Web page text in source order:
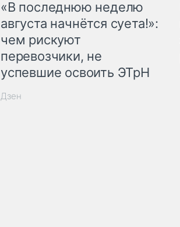
«В последнюю неделю
августа начнётся суета!»:
чем рискуют
перевозчики, не
успевшие освоить ЭТрН
Дзен